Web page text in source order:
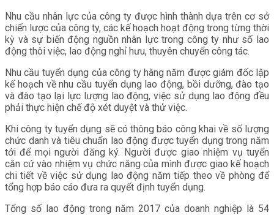
Nhu cầu nhân lực của công ty được hình thành dựa trên cơ sở
chiến lược của công ty, các kế hoạch hoạt động trong từng thời
kỳ và sự biến động nguồn nhân lực trong công ty như số lao
động thôi việc, lao động nghỉ hưu, thuyên chuyển công tác.
Nhu cầu tuyển dụng của công ty hàng năm được giám đốc lập
kế hoạch về nhu cầu tuyển dụng lao động, bồi dưỡng, đào tạo
và đào tạo lại lực lượng lao động, việc sử dụng lao động đều
phải thực hiện chế độ xét duyệt và thử việc.
Khi công ty tuyển dụng sẽ có thông báo công khai về số lượng
chức danh và tiêu chuẩn lao động được tuyển dụng trong năm
tới để mọi người đăng ký. Người được giao nhiệm vụ tuyển
căn cứ vào nhiệm vụ chức năng của mình được giao kế hoạch
chi tiết về việc sử dụng lao động năm tiếp theo về phòng để
tổng hợp báo cáo đưa ra quyết định tuyển dụng.
Tổng số lao động trong năm 2017 của doanh nghiệp là 54